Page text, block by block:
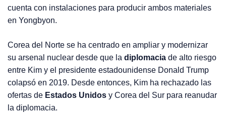
cuenta con instalaciones para producir ambos materiales
en Yongbyon.
Corea del Norte se ha centrado en ampliar y modernizar
su arsenal nuclear desde que ladiplomacia de alto riesgo
entre Kim y el presidente estadounidense Donald Trump
colapsó en 2019. Desde entonces, Kim ha rechazado las
ofertas de Estados Unidos y Corea del Sur para reanudar
la diplomacia.